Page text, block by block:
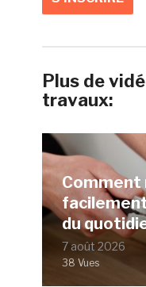
Plus de
travaux:
du
7 août 2026
38 Vues